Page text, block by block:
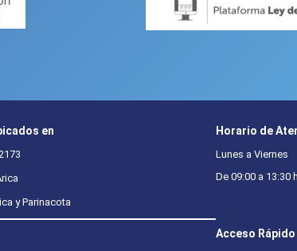
en
y Parinacota
Horario de
Lunes a Viernes
De 09:00 a 13:30
Acceso Rápido